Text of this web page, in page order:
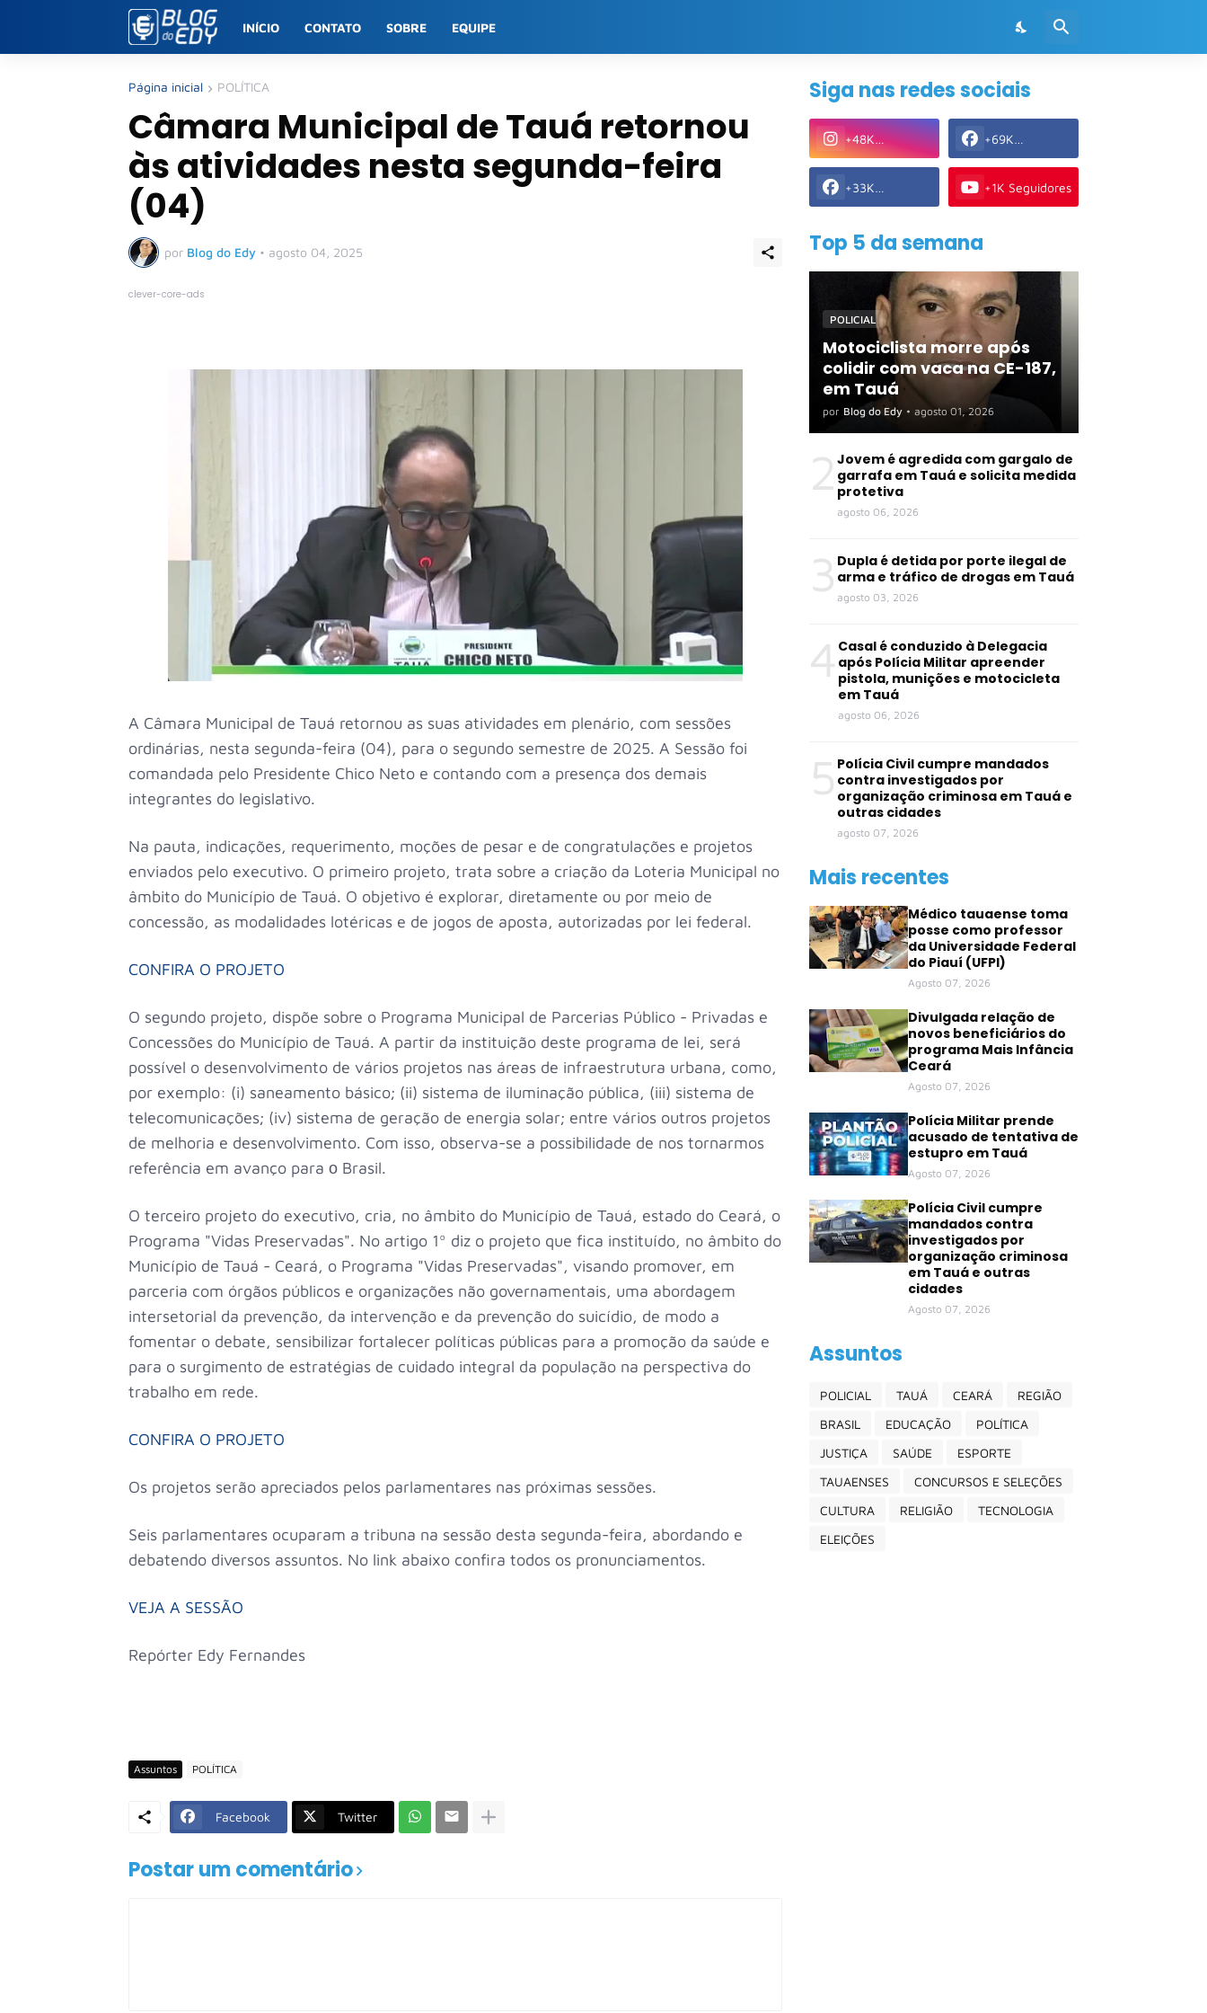
INÍCIO CONTATO SOBRE EQUIPE
Página inicial POLÍTICA
Câmara Municipal de Tauá retornou
às atividades nesta segunda-feira
(04)
por Blog do Edy • agosto 04, 2025
clever-core-ads
A Câmara Municipal de Tauá retornou as suas atividades em plenário, com sessões
ordinárias, nesta segunda-feira (04), para o segundo semestre de 2025. A Sessão foi
comandada pelo Presidente Chico Neto e contando com a presença dos demais
integrantes do legislativo.
Na pauta, indicações, requerimento, moções de pesar e de congratulações e projetos
enviados pelo executivo. O primeiro projeto, trata sobre a criação da Loteria Municipal no
âmbito do Município de Tauá. O objetivo é explorar, diretamente ou por meio de
concessão, as modalidades lotéricas e de jogos de aposta, autorizadas por lei federal.
CONFIRA O PROJETO
O segundo projeto, dispõe sobre o Programa Municipal de Parcerias Público - Privadas e
Concessões do Município de Tauá. A partir da instituição deste programa de lei, será
possível o desenvolvimento de vários projetos nas áreas de infraestrutura urbana, como,
por exemplo: (i) saneamento básico; (ii) sistema de iluminação pública, (iii) sistema de
telecomunicações; (iv) sistema de geração de energia solar; entre vários outros projetos
de melhoria e desenvolvimento. Com isso, observa-se a possibilidade de nos tornarmos
referência em avanço para о Brasil.
O terceiro projeto do executivo, cria, no âmbito do Município de Tauá, estado do Ceará, o
Programa "Vidas Preservadas". No artigo 1º diz o projeto que fica instituído, no âmbito do
Município de Tauá - Ceará, o Programa "Vidas Preservadas", visando promover, em
parceria com órgãos públicos e organizações não governamentais, uma abordagem
intersetorial da prevenção, da intervenção e da prevenção do suicídio, de modo a
fomentar o debate, sensibilizar fortalecer políticas públicas para a promoção da saúde e
para o surgimento de estratégias de cuidado integral da população na perspectiva do
trabalho em rede.
CONFIRA O PROJETO
Os projetos serão apreciados pelos parlamentares nas próximas sessões.
Seis parlamentares ocuparam a tribuna na sessão desta segunda-feira, abordando e
debatendo diversos assuntos. No link abaixo confira todos os pronunciamentos.
VEJA A SESSÃO
Repórter Edy Fernandes
Assuntos POLÍTICA
Facebook Twitter
Postar um comentário
Siga nas redes sociais
+48K
Seguidores
+69K
Seguidores
+33K
Seguidores
+1K Seguidores
Top 5 da semana
POLICIAL
Motociclista morre após
colidir com vaca na CE-187,
em Tauá
por Blog do Edy • agosto 01, 2026
2 Jovem é agredida com gargalo de
garrafa em Tauá e solicita medida
protetiva
agosto 06, 2026
3 Dupla é detida por porte ilegal de
arma e tráfico de drogas em Tauá
agosto 03, 2026
4 Casal é conduzido à Delegacia
após Polícia Militar apreender
pistola, munições e motocicleta
em Tauá
agosto 06, 2026
5 Polícia Civil cumpre mandados
contra investigados por
organização criminosa em Tauá e
outras cidades
agosto 07, 2026
Mais recentes
Médico tauaense toma
posse como professor
da Universidade Federal
do Piauí (UFPI)
Agosto 07, 2026
Divulgada relação de
novos beneficiários do
programa Mais Infância
Ceará
Agosto 07, 2026
Polícia Militar prende
acusado de tentativa de
estupro em Tauá
Agosto 07, 2026
Polícia Civil cumpre
mandados contra
investigados por
organização criminosa
em Tauá e outras
cidades
Agosto 07, 2026
Assuntos
POLICIAL TAUÁ CEARÁ
REGIÃO
BRASIL
EDUCAÇÃO
POLÍTICA
JUSTIÇA
SAÚDE
ESPORTE
TAUAENSES
CONCURSOS E SELEÇÕES
CULTURA
RELIGIÃO
TECNOLOGIA
ELEIÇÕES